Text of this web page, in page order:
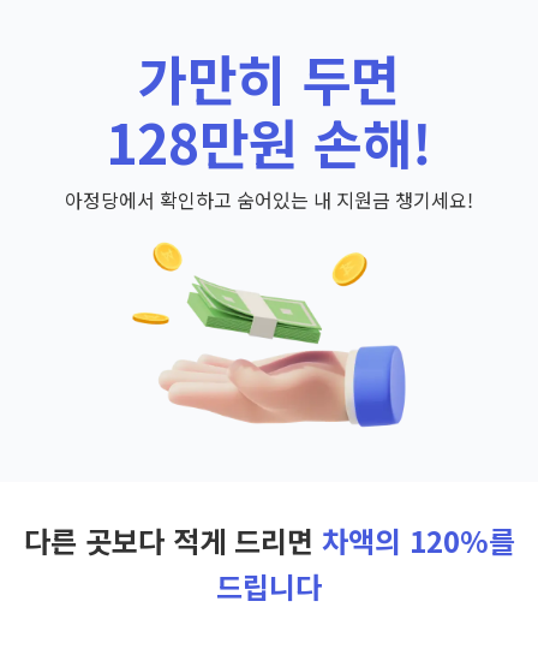
가만히 두면
128만원 손해!
아정당에서 확인하고 숨어있는 내 지원금 챙기세요!
다른 곳보다 적게 드리면 차액의 120%를
드립니다